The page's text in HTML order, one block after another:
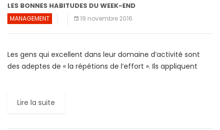
LES BONNES HABITUDES DU WEEK-END
MANAGEMENT 19 novembre 2016
Les gens qui excellent dans leur domaine d’activité sont
des adeptes de « la répétions de l’effort ». Ils appliquent
Lire la suite